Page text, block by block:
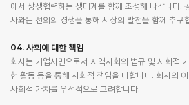
에서 상생협력하는 생태계를 함께 조성해 나갑니다.
사와는 선의의 경쟁을 통해 시장의 발전을 함께 추구
04. 사회에 대한 책임
회사는 기업시민으로서 지역사회의 법규 및 사회적
헌 활동 등을 통해 사회적 책임을 다합니다. 회사의
사회적 가치를 우선적으로 고려합니다.